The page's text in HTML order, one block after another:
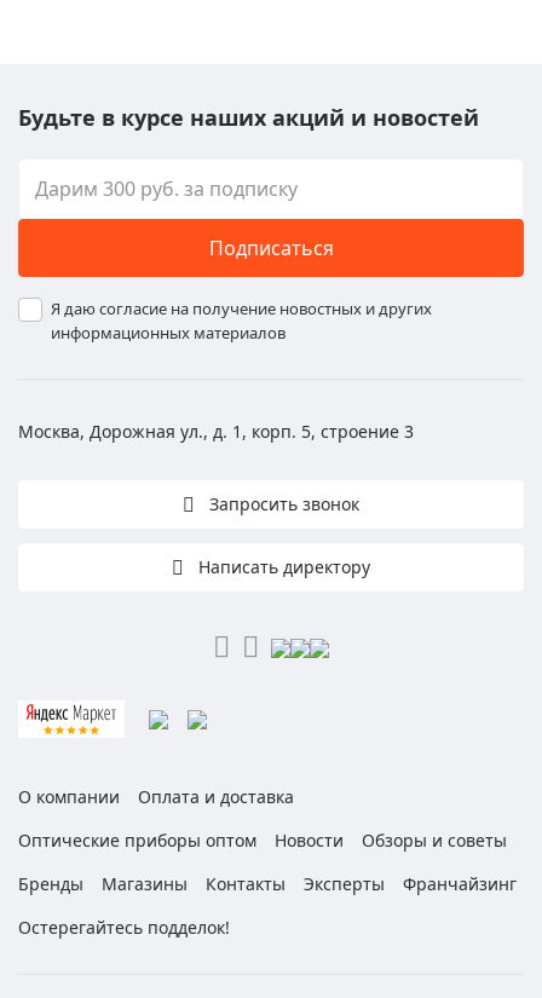
Будьте в курсе наших акций и новостей
Подписаться
Я даю согласие на получение новостных и других
информационных материалов
Москва, Дорожная ул., д. 1, корп. 5, строение 3
Запросить звонок
Написать директору
О компании
Оплата и доставка
Оптические приборы оптом
Новости
Обзоры и советы
Бренды
Магазины Контакты Эксперты
Франчайзинг
Остерегайтесь подделок!